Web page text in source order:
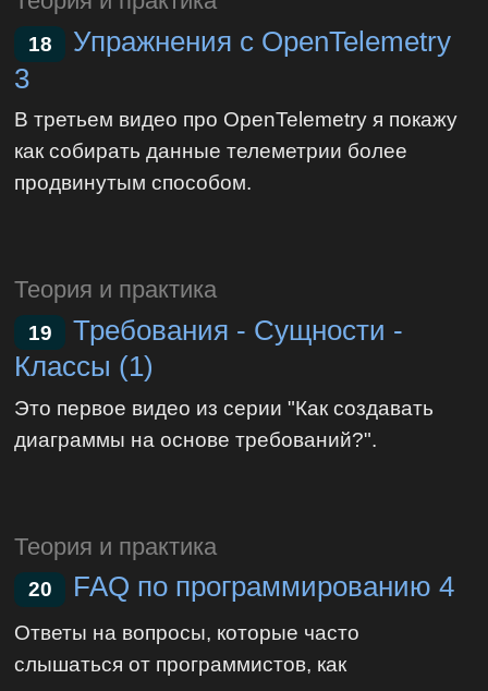
18
Упражнения с OpenTelemetry
3
В третьем видео про OpenTelemetry я покажу
как собирать данные телеметрии более
продвинутым способом.
Теория и практика
19
Требования - Сущности -
Классы (1)
Это первое видео из серии "Как создавать
диаграммы на основе требований?".
Теория и практика
20 FAQ по программированию 4
Ответы на вопросы, которые часто
слышаться от программистов, как